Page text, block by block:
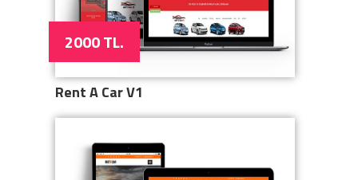
2000 TL.
Rent A Car V1